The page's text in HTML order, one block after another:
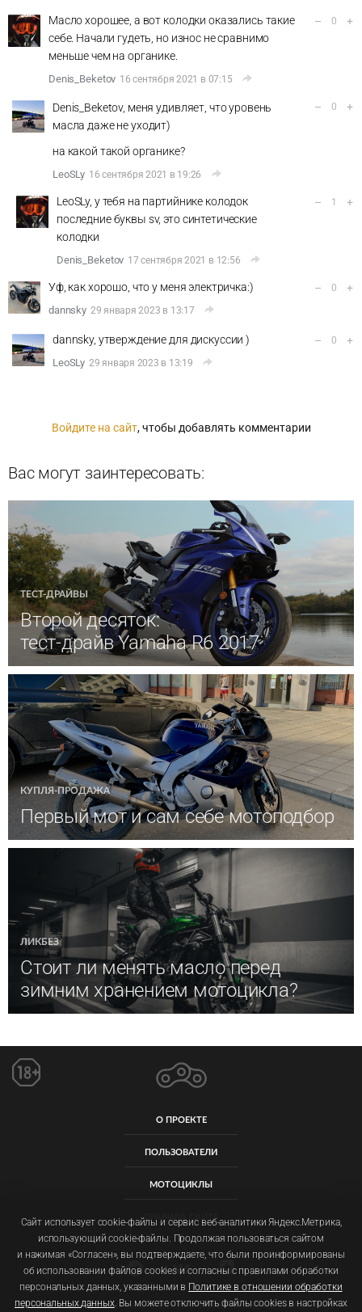
Масло хорошее, а вот колодки оказались такие
себе. Начали гудеть, но износ не сравнимо
меньше чем на органике.
Denis_Beketov 16 сентября 2021 в 07:15
– 0 +
Denis_Beketov, меня удивляет, что уровень
масла даже не уходит)
на какой такой органике?
LeoSLy 16 сентября 2021 в 19:26
– 0 +
LeoSLy, у тебя на партийнике колодок
последние буквы sv, это синтетические
колодки
Denis_Beketov 17 сентября 2021 в 12:56
– 1 +
Уф, как хорошо, что у меня электричка:)
dannsky 29 января 2023 в 13:17
– 0 +
dannsky, утверждение для дискуссии )
LeoSLy 29 января 2023 в 13:19
– 0 +
Войдите на сайт, чтобы добавлять комментарии
Вас могут заинтересовать:
ТЕСТ-ДРАЙВЫ
Второй десяток:
тест-драйв Yamaha R6 2017
КУПЛЯ-ПРОДАЖА
Первый мот и сам себе мотоподбор
ЛИКБЕЗ
Стоит ли менять масло перед
зимним хранением мотоцикла?
О ПРОЕКТЕ
ПОЛЬЗОВАТЕЛИ
МОТОЦИКЛЫ
ПРАВИЛА САЙТА
Пользовательское соглашениеПолитика обработки персональных данных
Сайт использует cookie-файлы и сервис веб-аналитики Яндекс.Метрика,
использующий cookie-файлы. Продолжая пользоваться сайтом
и нажимая «Согласен», вы подтверждаете, что были проинформированы
об использовании файлов cookies и согласны с правилами обработки
персональных данных, указанными в Политике в отношении обработки
персональных данных. Вы можете отключить файлы cookies в настройках